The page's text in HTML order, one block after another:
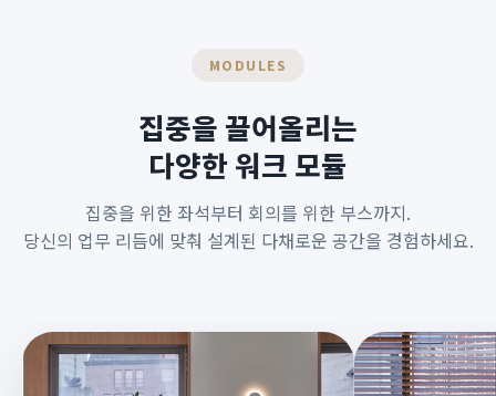
MODULES
집중을 끌어올리는
다양한 워크 모듈
집중을 위한 좌석부터 회의를 위한 부스까지.
당신의 업무 리듬에 맞춰 설계된 다채로운 공간을 경험하세요.